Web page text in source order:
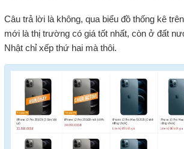
Câu trả lời là không, qua biểu đồ thống kê
mới là thị trường có giá tốt nhất, còn ở đất
Nhật chỉ xếp thứ hai mà thôi.